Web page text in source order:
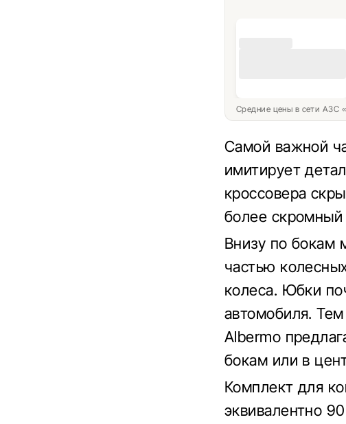
Средние цены в сети АЗС
Самой важной
имитирует
кроссовера
более скромный
Внизу по бокам
частью
колеса. Юбки
автомобиля. Тем
Albermo
бокам или в
Комплект для
эквивалентно